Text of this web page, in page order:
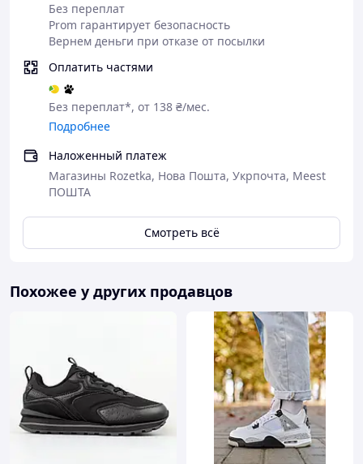
Без переплат
Prom гарантирует безопасность
Вернем деньги при отказе от посылки
Оплатить частями
Без переплат*, от 138 ₴/мес.
Подробнее
Наложенный платеж
Магазины Rozetka, Нова Пошта, Укрпочта, Meest
ПОШТА
Смотреть всё
Похожее у других продавцов